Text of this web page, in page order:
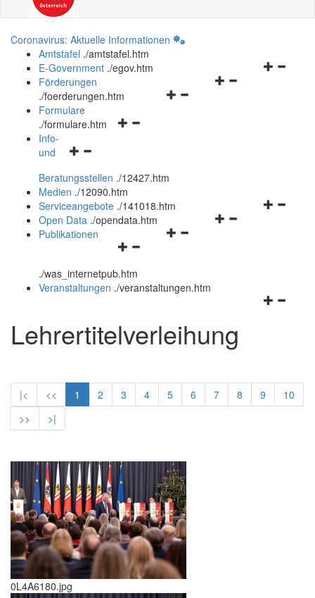
Coronavirus: Aktuelle Informationen
Amtstafel ./amtstafel.htm
Navigationsmenü
E-Government ./egov.htm
Navigationsmenü
Förderungen
./foerderungen.htm
Navigationsmenü
Formulare
./formulare.htm
Navigationsmenü
und
schließen
Info-
und
Beratungsstellen ./12427.htm
Medien ./12090.htm
Navigationsmenü
Serviceangebote ./141018.htm
Navigationsmenü
Open Data ./opendata.htm
Navigationsmenü
und
schließen
Publikationen
./was_internetpub.htm
Veranstaltungen ./veranstaltungen.htm
Lehrertitelverleihung
|< << 1 2 3 4 5 6 7 8 9
10
>>
>|
0L4A6180.jpg